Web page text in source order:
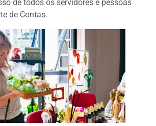
de todos os servidores e pessoas
de Contas.